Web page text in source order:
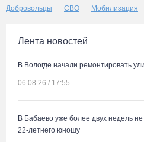
Добровольцы СВО Мобилизация
Лента новостей
В Вологде начали ремонтировать
06.08.26 / 17:55
В Бабаево уже более двух недель
22-летнего юношу